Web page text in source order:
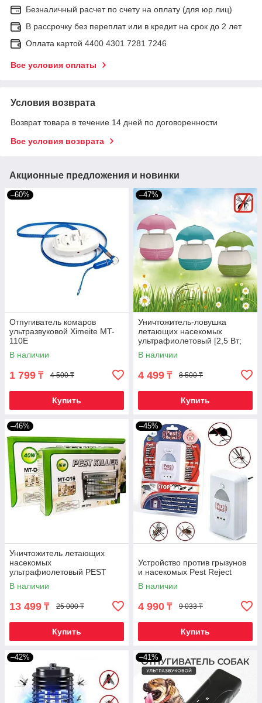
Безналичный расчет по счету на оплату (для юр.лиц)
В рассрочку без переплат или в кредит на срок до 2 лет
Оплата картой 4400 4301 7281 7246
Все условия оплаты
Условия возврата
Возврат товара в течение 14 дней по договоренности
Все условия возврата
Акционные предложения и новинки
–60%
Отпугиватель комаров
ультразвуковой Ximeite MT-
110E
В наличии
1 799 ₸ 4 500 ₸
Купить
–47%
Уничтожитель-ловушка
летающих насекомых
ультрафиолетовый [2,5 Вт;
220 В]
В наличии
4 499 ₸ 8 500 ₸
Купить
–46%
Уничтожитель летающих
насекомых
ультрафиолетовый PEST
KILLER [12; 16; 30; 40 Вт]
(30W)
В наличии
13 499 ₸ 25 000 ₸
Купить
–45%
Устройство против грызунов
и насекомых Pest Reject
В наличии
4 990 ₸ 9 033 ₸
Купить
–42% –41%